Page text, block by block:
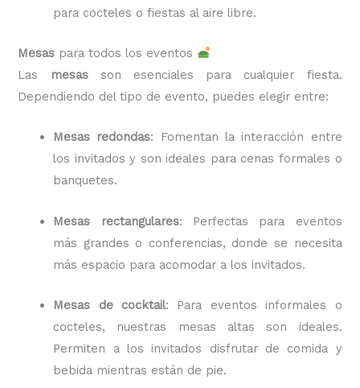
para cocteles o fiestas al aire libre.
Mesas para todos los eventos
Las
mesasson esenciales para cualquier fiesta.
Dependiendo del tipo de evento, puedes elegir entre:
Mesas redondas: Fomentan la interacción entre
los invitados y son ideales para cenas formales o
banquetes.
Mesas rectangulares: Perfectas para eventos
más grandes o conferencias, donde se necesita
más espacio para acomodar a los invitados.
Mesas de cocktail: Para eventos informales o
cocteles, nuestras mesas altas son ideales.
Permiten a los invitados disfrutar de comida y
bebida mientras están de pie.